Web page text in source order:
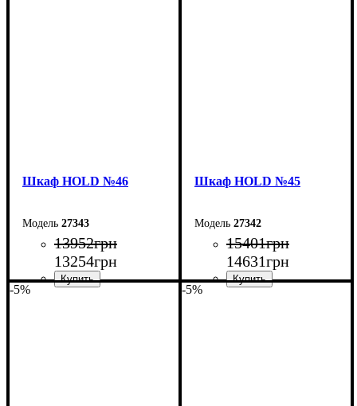
Шкаф НOLD №46
27343
13952грн
13254грн
Шкаф НOLD №45
27342
15401грн
14631грн
-5% -5%